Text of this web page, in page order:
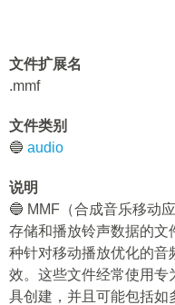
文件扩展名
.mmf
文件类别
🔵 audio
说明
🔵 MMF（合成音乐移动
存储和播放铃声数据的文
种针对移动播放优化的音
效。这些文件经常使用专
具创建，并且可能包括如